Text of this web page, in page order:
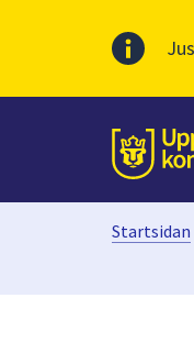
Till
Startsidan